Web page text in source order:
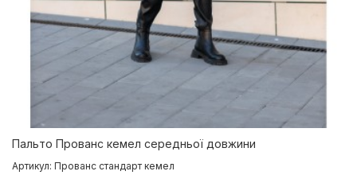
Пальто Прованс кемел середньої довжини
Артикул: Прованс стандарт кемел